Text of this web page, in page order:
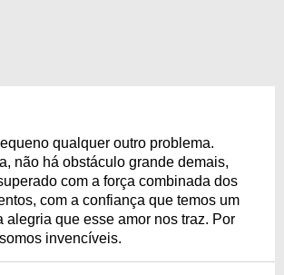
qualquer outro problema.
não há obstáculo grande demais,
com a força combinada dos
com a confiança que temos um
alegria que esse amor nos traz. Por
invencíveis.